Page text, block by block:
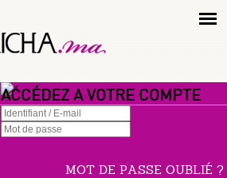
ACCÉDEZ A VOTRE COMPTE
MOT DE PASSE OUBLIÉ ?